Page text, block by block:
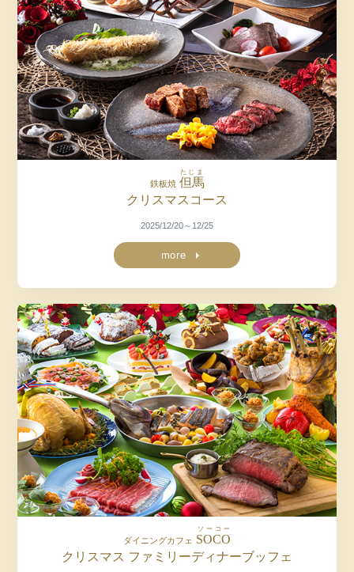
鉄板焼 但馬
たじま
クリスマスコース
2025/12/20～12/25
more
ダイニングカフェ SOCO
ソーコー
クリスマス ファミリーディナーブッフェ